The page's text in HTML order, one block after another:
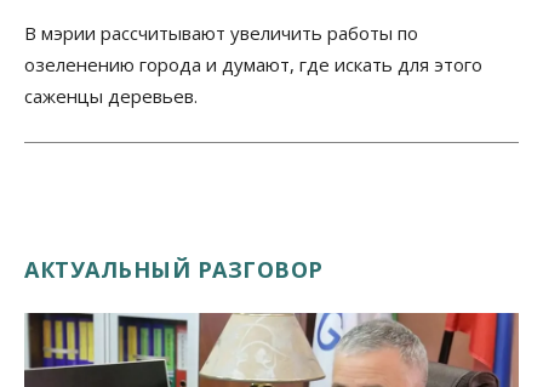
В мэрии рассчитывают увеличить работы по
озеленению города и думают, где искать для этого
саженцы деревьев.
АКТУАЛЬНЫЙ РАЗГОВОР